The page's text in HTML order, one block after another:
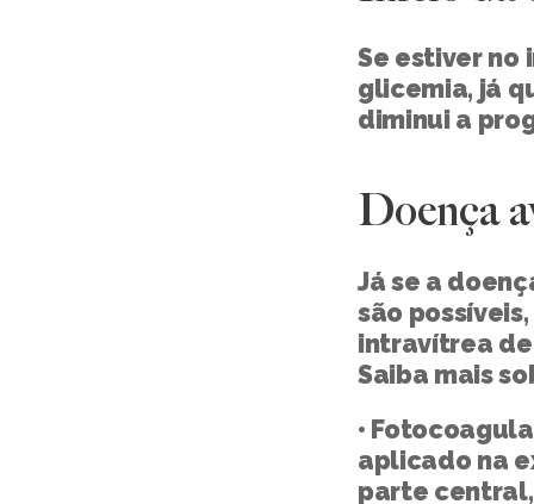
Se estiver
glicemia, já
diminui a
Doença
Já se a
são
intravítrea
Saiba mais
•
aplicado na
parte